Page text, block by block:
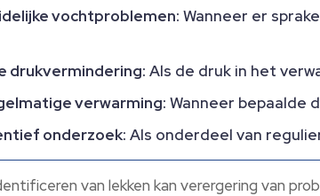
vochtproblemen: Wanneer er
drukvermindering: Als de druk in het
verwarming: Wanneer bepaalde
onderzoek: Als onderdeel van
van lekken kan verergering van